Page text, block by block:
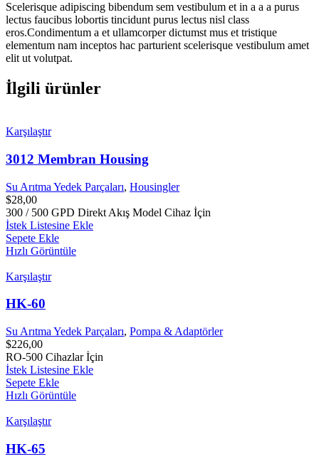
Scelerisque adipiscing bibendum sem vestibulum et in a a a purus
lectus faucibus lobortis tincidunt purus lectus nisl class
eros.Condimentum a et ullamcorper dictumst mus et tristique
elementum nam inceptos hac parturient scelerisque vestibulum amet
elit ut volutpat.
İlgili ürünler
Karşılaştır
3012 Membran Housing
Su Arıtma Yedek Parçaları, Housingler
$28,00
300 / 500 GPD Direkt Akış Model Cihaz İçin
İstek Listesine Ekle
Sepete Ekle
Hızlı Görüntüle
Karşılaştır
HK-60
Su Arıtma Yedek Parçaları, Pompa & Adaptörler
$226,00
RO-500 Cihazlar İçin
İstek Listesine Ekle
Sepete Ekle
Hızlı Görüntüle
Karşılaştır
HK-65